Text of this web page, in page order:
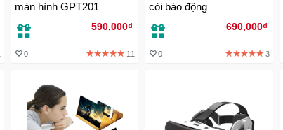
màn hình GPT201
590,000₫
0 11
còi báo động
690,000₫
0 3